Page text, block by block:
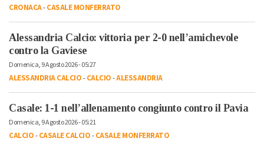
CRONACA-CASALE MONFERRATO
Alessandria Calcio: vittoria per 2-0 nell’amichevole
contro la Gaviese
Domenica, 9 Agosto 2026 - 05:27
ALESSANDRIA CALCIO-CALCIO-ALESSANDRIA
Casale: 1-1 nell’allenamento congiunto contro il Pavia
Domenica, 9 Agosto 2026 - 05:21
CALCIO-CASALE CALCIO-CASALE MONFERRATO